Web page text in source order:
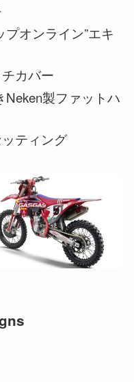
オンライン”エキ
カバー
製ファットハ
ティング